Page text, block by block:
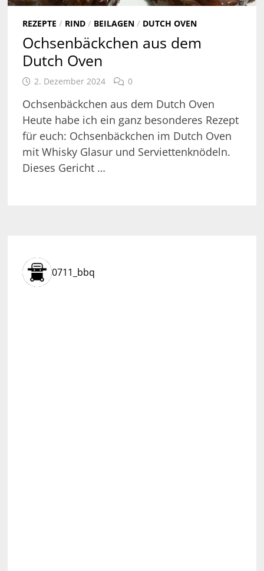
REZEPTE / RIND/ BEILAGEN/ DUTCH OVEN
Ochsenbäckchen aus dem
Dutch Oven
2. Dezember 2024 0
Ochsenbäckchen aus dem Dutch Oven
Heute habe ich ein ganz besonderes Rezept
für euch: Ochsenbäckchen im Dutch Oven
mit Whisky Glasur und Serviettenknödeln.
Dieses Gericht …
0711_bbq